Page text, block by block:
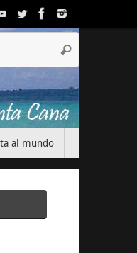
Buscar
al mundo